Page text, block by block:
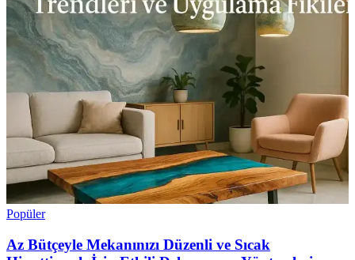
Popüler
Az Bütçeyle Mekanınızı Düzenli ve Sıcak